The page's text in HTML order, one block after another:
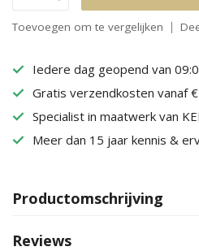
Toevoegen om te vergelijken
Iedere dag geopend van
Gratis verzendkosten vanaf
Specialist in maatwerk van
Meer dan 15 jaar kennis &
Productomschrijving
Reviews